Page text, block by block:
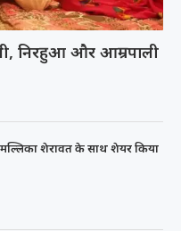
निरहुआ और आम्रपाली
मल्लिका शेरावत के साथ शेयर किया